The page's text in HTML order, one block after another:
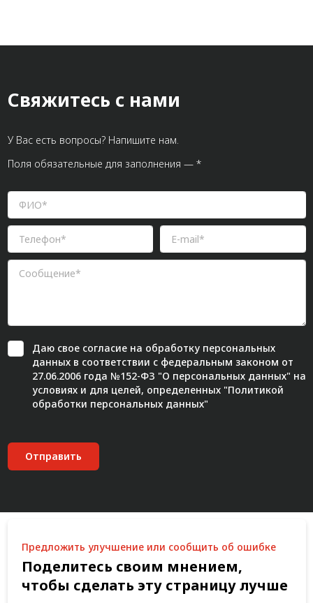
Свяжитесь с нами
У Вас есть вопросы? Напишите нам.
Поля обязательные для заполнения — *
Даю свое согласиена обработку персональных
данных в соответствии с федеральным законом от
27.06.2006 года №152-ФЗ "О персональных данных" на
условиях и для целей, определенных "Политикой
обработки персональных данных"
Отправить
Предложить улучшение или сообщить об ошибке
Поделитесь своим мнением,
чтобы сделать эту страницу лучше